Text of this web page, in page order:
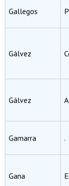
Gallegos
Gálvez
Gálvez
Gamarra .
Gana